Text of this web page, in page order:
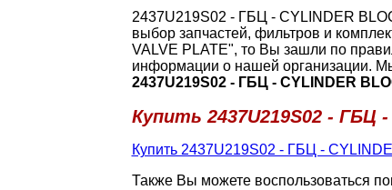
2437U219S02 - ГБЦ - CYLINDER
выбор запчастей, фильтров и
VALVE PLATE", то Вы зашли по
информации о нашей организации.
2437U219S02 - ГБЦ - CYLINDER
Купить 2437U219S02 - ГБЦ -
Купить 2437U219S02 - ГБЦ -
Также Вы можете воспользоваться